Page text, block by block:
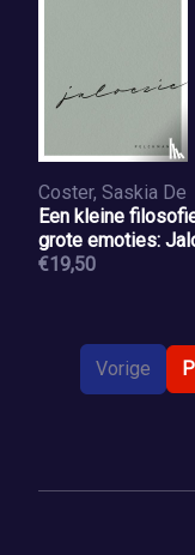
Coster, Saskia De
Een kleine
grote emoties:
€19,50
Vorige